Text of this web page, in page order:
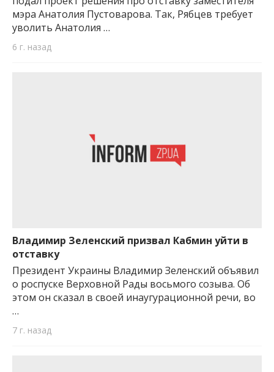
мэра Анатолия Пустоварова. Так, Рябцев требует
уволить Анатолия …
6 г. назад
Владимир Зеленский призвал Кабмин уйти в
отставку
Президент Украины Владимир Зеленский объявил
о роспуске Верховной Рады восьмого созыва. Об
этом он сказал в своей инаугурационной речи, во
…
7 г. назад